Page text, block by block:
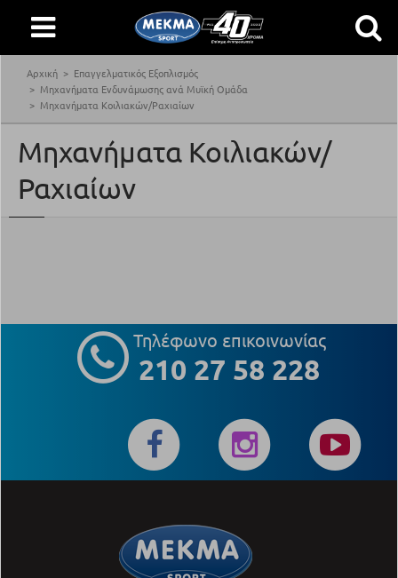
Αρχική
Επαγγελματικός Εξοπλισμός
Μηχανήματα Ενδυνάμωσης ανά Μυϊκή Ομάδα
Μηχανήματα Κοιλιακών/Ραχιαίων
Μηχανήματα Κοιλιακών/
Ραχιαίων
Τηλέφωνο επικοινωνίας
210 27 58 228